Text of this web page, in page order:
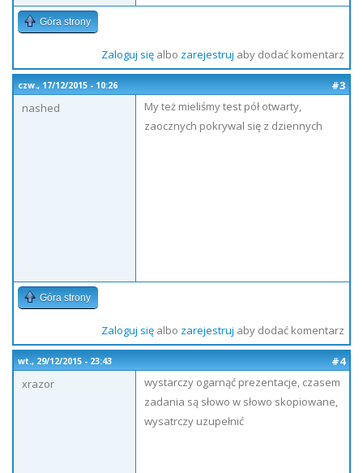
Góra strony
Zaloguj sięalbo zarejestruj aby dodać komentarz
czw., 17/12/2015 - 10:26
#3
nashed
My też mieliśmy test pół otwarty,
zaocznych pokrywal się z dziennych
Góra strony
Zaloguj sięalbo zarejestruj aby dodać komentarz
wt., 29/12/2015 - 23:43
#4
xrazor
wystarczy ogarnąć prezentacje, czasem
zadania są słowo w słowo skopiowane,
wysatrczy uzupełnić